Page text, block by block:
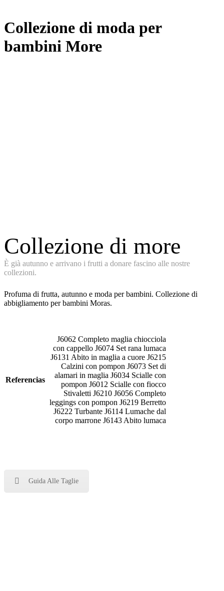
Collezione di moda per
bambini More
Collezione di more
È già autunno e arrivano i frutti a donare fascino alle nostre
collezioni.
Profuma di frutta, autunno e moda per bambini. Collezione di
abbigliamento per bambini Moras.
Referencias
J6062 Completo maglia chiocciola
con cappello J6074 Set rana lumaca
J6131 Abito in maglia a cuore J6215
Calzini con pompon J6073 Set di
alamari in maglia J6034 Scialle con
pompon J6012 Scialle con fiocco
Stivaletti J6210 J6056 Completo
leggings con pompon J6219 Berretto
J6222 Turbante J6114 Lumache dal
corpo marrone J6143 Abito lumaca
Guida Alle Taglie